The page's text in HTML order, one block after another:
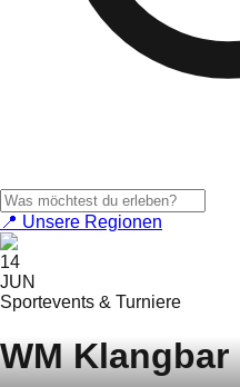
📍 Unsere Regionen
14
JUN
Sportevents & Turniere
WM